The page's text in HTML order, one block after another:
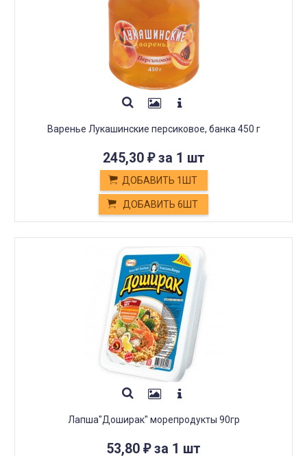
Варенье Лукашинские персиковое, банка 450 г
245,30 ₽за 1 шт
ДОБАВИТЬ 1ШТ
ДОБАВИТЬ 6ШТ
Лапша"Доширак" морепродукты 90гр
53,80 ₽за 1 шт